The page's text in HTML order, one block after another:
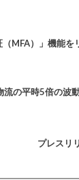
MFA）」機能を
流の平時5倍の波
プレスリ